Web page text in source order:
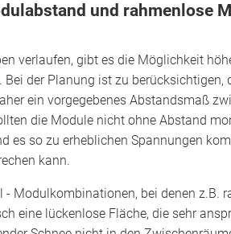
und rahmenlose
verlaufen, gibt es die Möglichkeit
. Bei der Planung ist zu
ein vorgegebenes Abstandsmaß
die Module nicht ohne Abstand
es so zu erheblichen Spannungen
kann.
- Modulkombinationen, bei denen z.B.
eine lückenlose Fläche, die sehr